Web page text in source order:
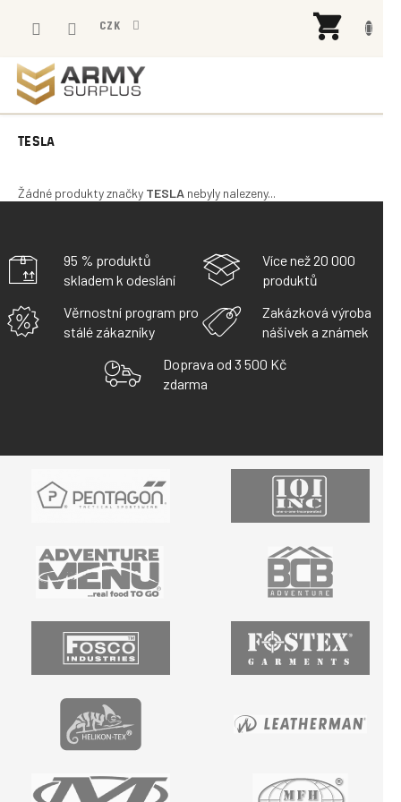
CZK
TESLA
Žádné produkty značky TESLA nebyly nalezeny...
95 % produktů
skladem k odeslání
Více než 20 000
produktů
Věrnostní program pro
stálé zákazníky
Zakázková výroba
nášivek a známek
Doprava od 3 500 Kč
zdarma